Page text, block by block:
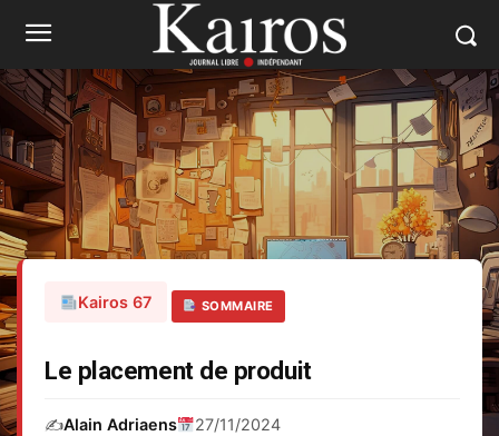
Kairos 67 SOMMAIRE
Le placement de produit
✍️Alain Adriaens 27/11/2024